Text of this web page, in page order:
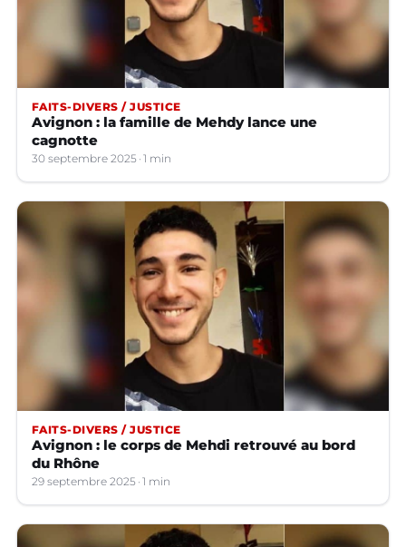
FAITS-DIVERS / JUSTICE
Avignon : la famille de Mehdy lance une
cagnotte
30 septembre 2025 1 min
FAITS-DIVERS / JUSTICE
Avignon : le corps de Mehdi retrouvé au bord
du Rhône
29 septembre 2025 1 min